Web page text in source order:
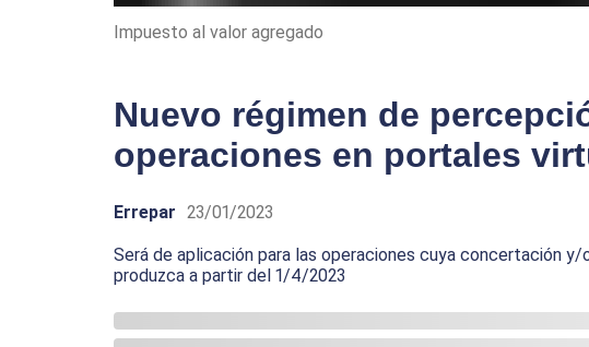
Impuesto al valor agregado
Nuevo régimen de
operaciones en portales
Errepar 23/01/2023
Será de aplicación para las operaciones cuya concertación
produzca a partir del 1/4/2023